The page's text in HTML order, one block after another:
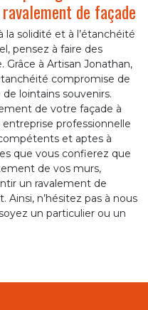
de façade
solidité et à l’étanchéité
pensez à faire des
Grâce à Artisan Jonathan,
compromise de
lointains souvenirs.
de votre façade à
entreprise professionnelle
et aptes à
que vous confierez que
de vos murs,
un ravalement de
Ainsi, n’hésitez pas à nous
un particulier ou un